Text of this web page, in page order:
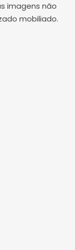
imagens não
mobiliado.